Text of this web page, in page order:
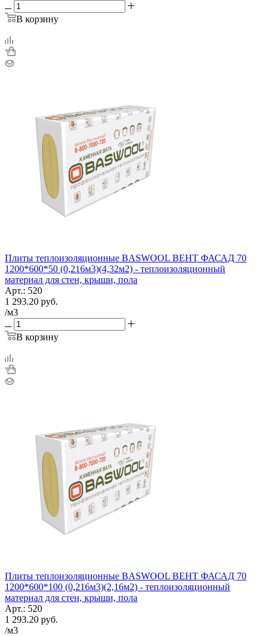
В корзину
Плиты теплоизоляционные BASWOOL ВЕНТ ФАСАД 70
1200*600*50 (0,216м3)(4,32м2) - теплоизоляционный
материал для стен, крыши, пола
Арт.: 520
1 293.20 руб.
/м3
В корзину
Плиты теплоизоляционные BASWOOL ВЕНТ ФАСАД 70
1200*600*100 (0,216м3)(2,16м2) - теплоизоляционный
материал для стен, крыши, пола
Арт.: 520
1 293.20 руб.
/м3